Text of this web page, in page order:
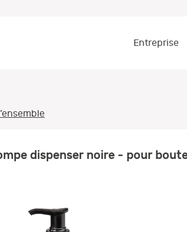
Entreprise
dispenser noire - pour